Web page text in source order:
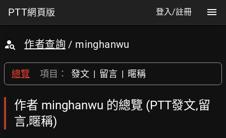
PTT網頁版 登入/註冊
作者查詢 / minghanwu
總覽 項目： 發文 | 留言 | 暱稱
作者 minghanwu 的總覽 (PTT發文,留
言,暱稱)